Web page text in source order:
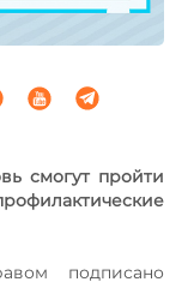
смогут пройти
подписано